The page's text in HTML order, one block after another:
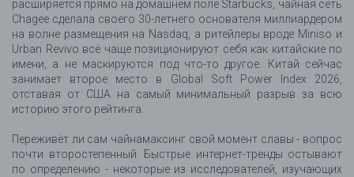
расширяется прямо на домашнем поле Starbucks, чайная сеть
Chagee сделала своего 30-летнего основателя миллиардером
на волне размещения на Nasdaq, а ритейлеры вроде Miniso и
Urban Revivo всё чаще позиционируют себя как китайские по
имени, а не маскируются под что-то другое. Китай сейчас
занимает второе место в Global Soft Power Index 2026,
отставая от США на самый минимальный разрыв за всю
историю этого рейтинга.
Переживёт ли сам чайнамаксинг свой момент славы - вопрос
почти второстепенный. Быстрые интернет-тренды остывают
по определению - некоторые из исследователей, изучающих